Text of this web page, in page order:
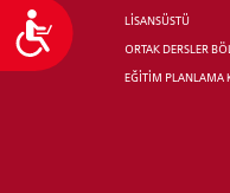
Ulaşılabilirlik
LİSANSÜSTÜ
ORTAK DERSLER
EĞİTİM PLANLAMA